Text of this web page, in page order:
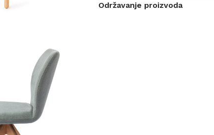
Održavanje proizvoda